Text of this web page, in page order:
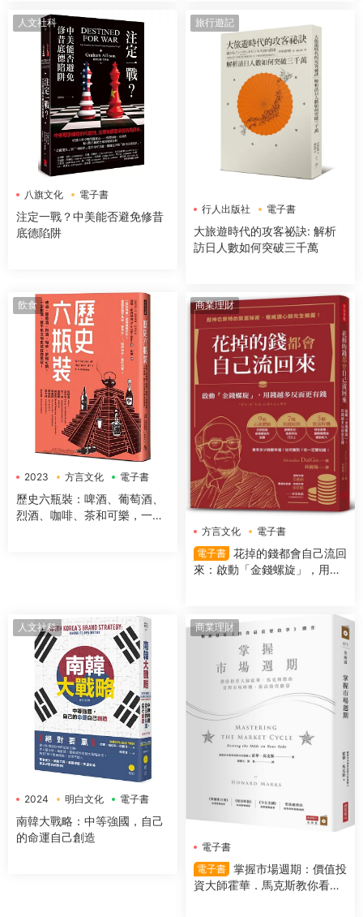
人文社科
八旗文化 電子書
注定一戰？中美能否避免修昔
底德陷阱
旅行遊記
行人出版社 電子書
大旅遊時代的攻客祕訣: 解析
訪日人數如何突破三千萬
飲食
2023 方言文化 電子書
歷史六瓶裝：啤酒、葡萄酒、
烈酒、咖啡、茶和可樂，一字
商業理財
方言文化
電子書
電子書 花掉的錢都會自己流回
來：啟動「金錢螺旋」，用錢
人文社科
2024 明白文化 電子書
南韓大戰略：中等強國，自己
的命運自己創造
商業理財
電子書
電子書 掌握市場週期：價值投
資大師霍華．馬克斯教你看對